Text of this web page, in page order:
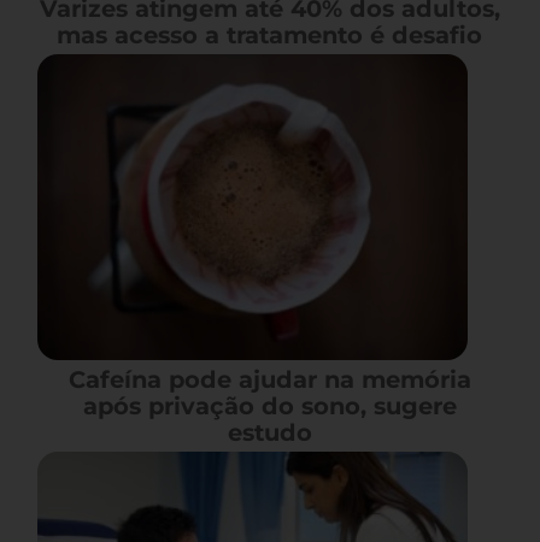
Varizes atingem até 40% dos adultos,
mas acesso a tratamento é desafio
Cafeína pode ajudar na memória
após privação do sono, sugere
estudo